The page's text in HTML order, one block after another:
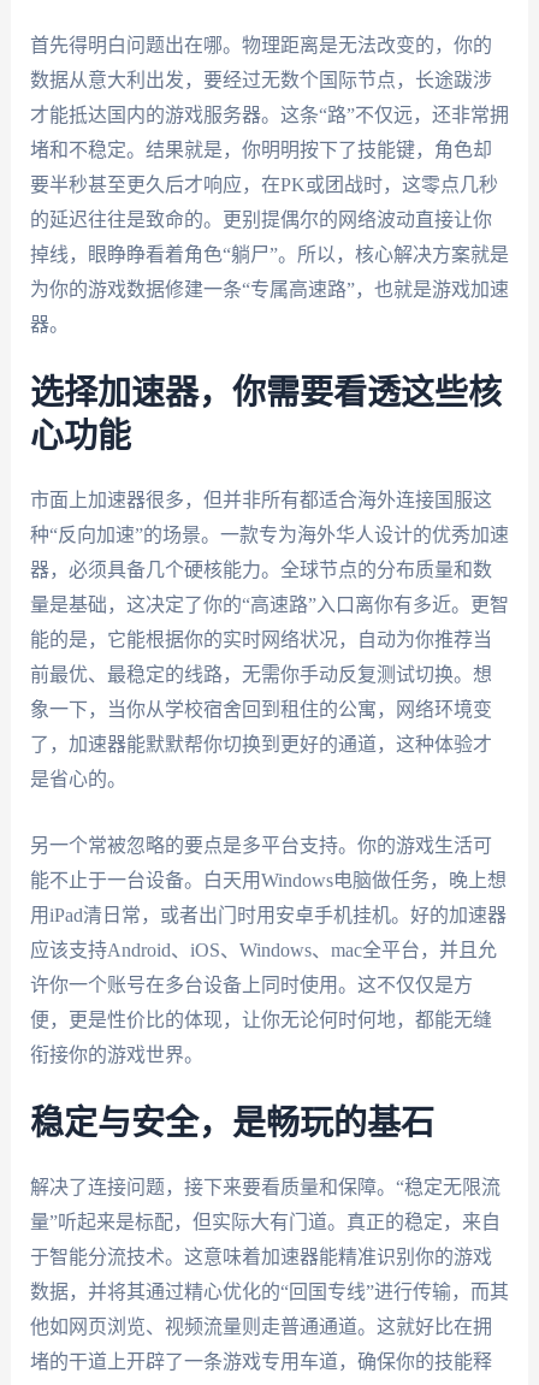
首先得明白问题出在哪。物理距离是无法改变的，你的
数据从意大利出发，要经过无数个国际节点，长途跋涉
才能抵达国内的游戏服务器。这条“路”不仅远，还非常拥
堵和不稳定。结果就是，你明明按下了技能键，角色却
要半秒甚至更久后才响应，在PK或团战时，这零点几秒
的延迟往往是致命的。更别提偶尔的网络波动直接让你
掉线，眼睁睁看着角色“躺尸”。所以，核心解决方案就是
为你的游戏数据修建一条“专属高速路”，也就是游戏加速
器。
选择加速器，你需要看透这些核
心功能
市面上加速器很多，但并非所有都适合海外连接国服这
种“反向加速”的场景。一款专为海外华人设计的优秀加速
器，必须具备几个硬核能力。全球节点的分布质量和数
量是基础，这决定了你的“高速路”入口离你有多近。更智
能的是，它能根据你的实时网络状况，自动为你推荐当
前最优、最稳定的线路，无需你手动反复测试切换。想
象一下，当你从学校宿舍回到租住的公寓，网络环境变
了，加速器能默默帮你切换到更好的通道，这种体验才
是省心的。
另一个常被忽略的要点是多平台支持。你的游戏生活可
能不止于一台设备。白天用Windows电脑做任务，晚上想
用iPad清日常，或者出门时用安卓手机挂机。好的加速器
应该支持Android、iOS、Windows、mac全平台，并且允
许你一个账号在多台设备上同时使用。这不仅仅是方
便，更是性价比的体现，让你无论何时何地，都能无缝
衔接你的游戏世界。
稳定与安全，是畅玩的基石
解决了连接问题，接下来要看质量和保障。“稳定无限流
量”听起来是标配，但实际大有门道。真正的稳定，来自
于智能分流技术。这意味着加速器能精准识别你的游戏
数据，并将其通过精心优化的“回国专线”进行传输，而其
他如网页浏览、视频流量则走普通通道。这就好比在拥
堵的干道上开辟了一条游戏专用车道，确保你的技能释